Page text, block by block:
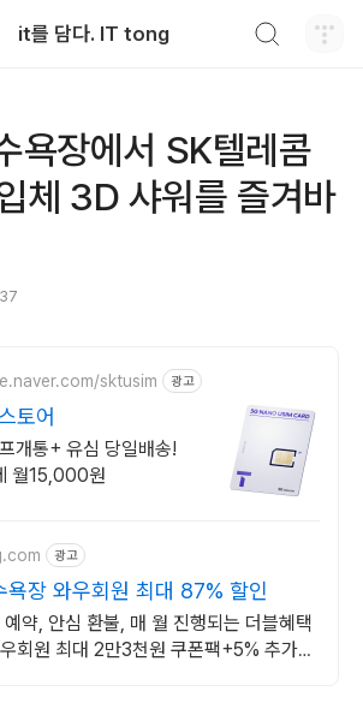
it를 담다. IT tong
욕장에서 SK텔레콤
체 3D 샤워를 즐겨바
sktusim 광고
토어
개통+ 유심 당일배송!
월15,000원
광고
욕장 와우회원 최대 87% 할인
약, 안심 환불, 매 월 진행되는 더블혜택
회원 최대 2만3천원 쿠폰팩+5% 추가적